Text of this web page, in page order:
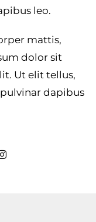
leo.
mattis,
dolor sit
Ut elit tellus,
dapibus